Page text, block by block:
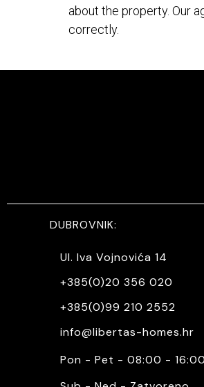
about the property. Our
correctly.
DUBROVNIK:
Ul. Iva Vojnovića 14
+385(0)20 356 020
+385(0)99 210 2552
info@libertas-homes.hr
Pon - Pet - 08:00 - 16:00